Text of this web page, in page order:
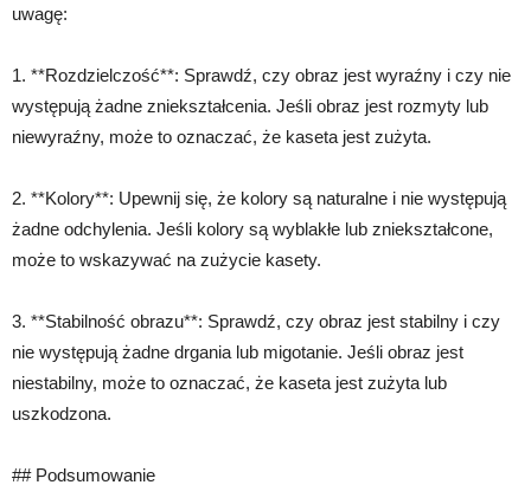
uwagę:
1. **Rozdzielczość**: Sprawdź, czy obraz jest wyraźny i czy nie
występują żadne zniekształcenia. Jeśli obraz jest rozmyty lub
niewyraźny, może to oznaczać, że kaseta jest zużyta.
2. **Kolory**: Upewnij się, że kolory są naturalne i nie występują
żadne odchylenia. Jeśli kolory są wyblakłe lub zniekształcone,
może to wskazywać na zużycie kasety.
3. **Stabilność obrazu**: Sprawdź, czy obraz jest stabilny i czy
nie występują żadne drgania lub migotanie. Jeśli obraz jest
niestabilny, może to oznaczać, że kaseta jest zużyta lub
uszkodzona.
## Podsumowanie